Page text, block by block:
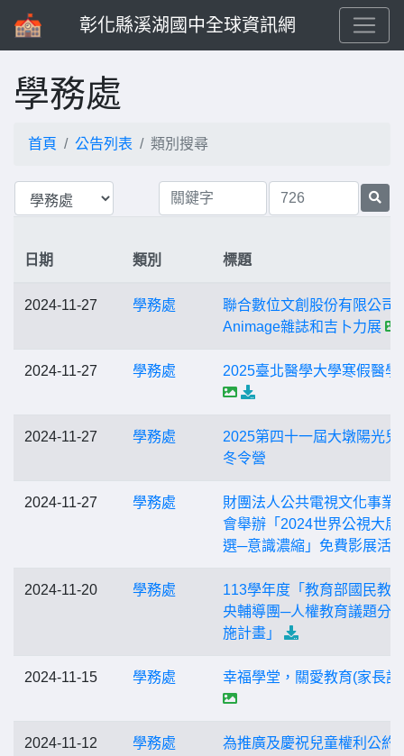
彰化縣溪湖國中全球資訊網
學務處
首頁 公告列表 類別搜尋
日期 類別 標題
2024-11-27 學務處
聯合數位文創股份有限公司
Animage雜誌和吉卜力展
2024-11-27 學務處 2025臺北醫學大學寒假醫學
2024-11-27 學務處
2025第四十一屆大墩陽光兒
冬令營
2024-11-27 學務處
財團法人公共電視文化事業
會舉辦「2024世界公視大展
選─意識濃縮」免費影展活
2024-11-20 學務處
113學年度「教育部國民教
央輔導團─人權教育議題分
施計畫」
2024-11-15 學務處 幸福學堂，關愛教育(家長課
2024-11-12 學務處
為推廣及慶祝兒童權利公約